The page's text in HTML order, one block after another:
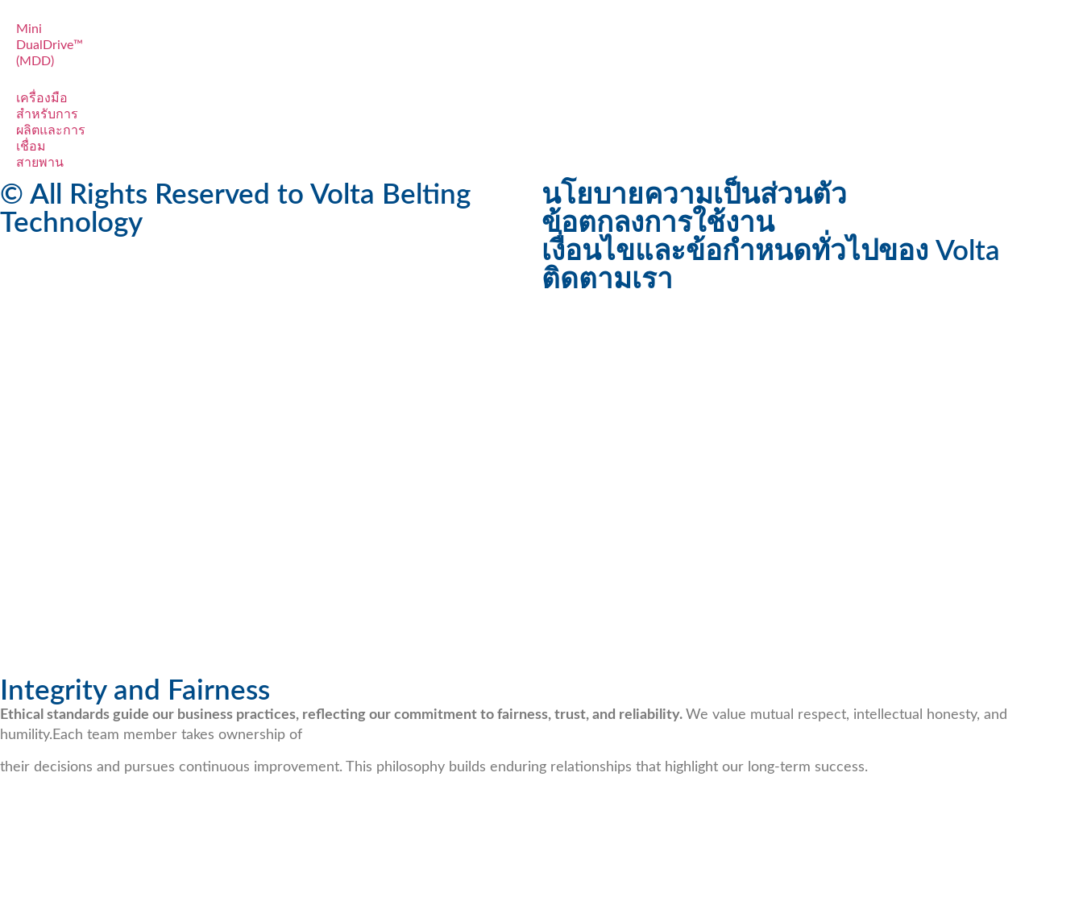
Mini
DualDrive™
(MDD)
เครื่องมือ
สำหรับการ
ผลิตและการ
เชื่อม
สายพาน
© All Rights Reserved to Volta Belting
Technology
นโยบายความเป็นส่วนตัว
ข้อตกลงการใช้งาน
เงื่อนไขและข้อกำหนดทั่วไปของ Volta
ติดตามเรา
Integrity and Fairness
Ethical standards guide our business practices, reflecting our commitment to fairness, trust, and reliability. We value mutual respect, intellectual honesty, and
humility.Each team member takes ownership of
their decisions and pursues continuous improvement. This philosophy builds enduring relationships that highlight our long-term success.